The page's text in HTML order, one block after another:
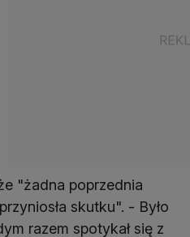
"żadna poprzednia
skutku". - Było
razem spotykał się z